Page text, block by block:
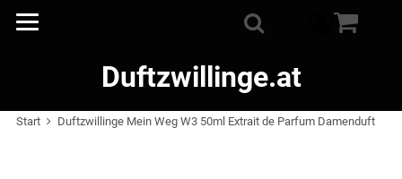
Duftzwillinge.at
Start Duftzwillinge Mein Weg W3 50ml Extrait de Parfum Damenduft